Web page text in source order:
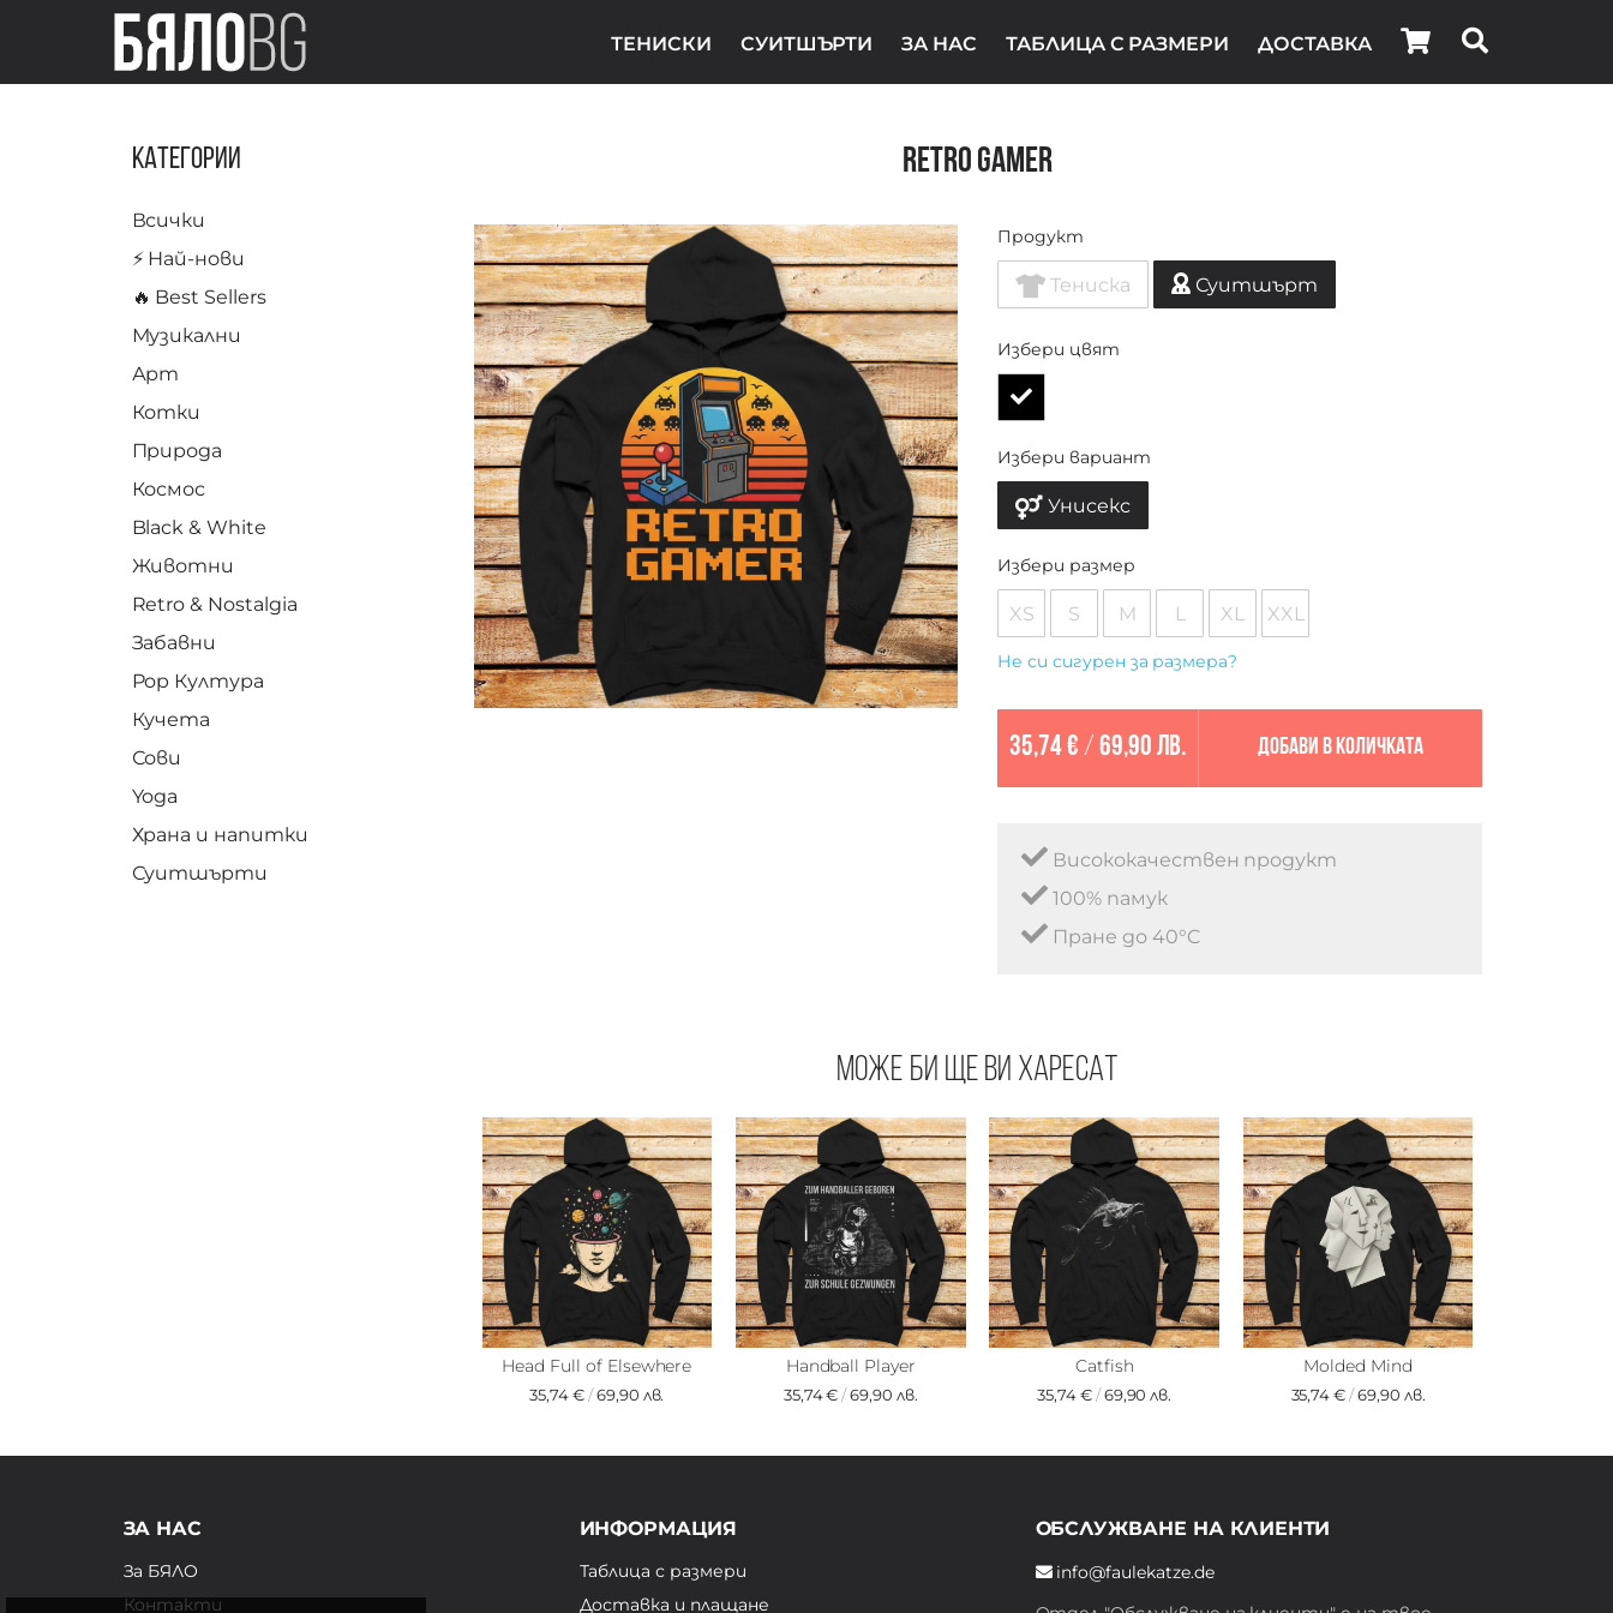
ТЕНИСКИ СУИТШЪРТИ ЗА НАС ТАБЛИЦА С РАЗМЕРИ ДОСТАВКА
Категории
Всички
⚡️ Най-нови
🔥 Best Sellers
Музикални
Арт
Котки
Природа
Космос
Black & White
Животни
Retro & Nostalgia
Забавни
Pop Култура
Кучета
Сови
Yoga
Храна и напитки
Суитшърти
Retro Gamer
Продукт
Тениска Суитшърт
Избери цвят
Избери вариант
Унисекс
Избери размер
XS S M L XL XXL
Не си сигурен за размера?
35,74 € / 69,90 лв. Добави в количката
Висококачествен продукт
100% памук
Пране до 40°C
Може би ще ви харесат
Head Full of Elsewhere
35,74 €/69,90 лв.
Handball Player
35,74 €/69,90 лв.
Catfish
35,74 €/69,90 лв.
Molded Mind
35,74 €/69,90 лв.
ЗА НАС
За БЯЛО
Контакти
ИНФОРМАЦИЯ
Таблица с размери
Доставка и плащане
ОБСЛУЖВАНЕ НА КЛИЕНТИ
info@faulekatze.de